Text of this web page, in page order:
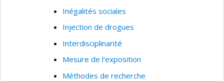
Inégalités sociales
Injection de drogues
Interdisciplinarité
Mesure de l'exposition
Méthodes de recherche